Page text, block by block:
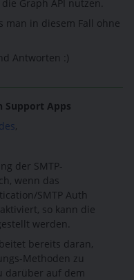
Graph API nutzen.
man in diesem Fall ohne
Antworten :)
Support Apps
,
der SMTP-
wenn das
SMTP Auth
so kann die
werden.
bereits daran,
Methoden zu
darüber auf dem